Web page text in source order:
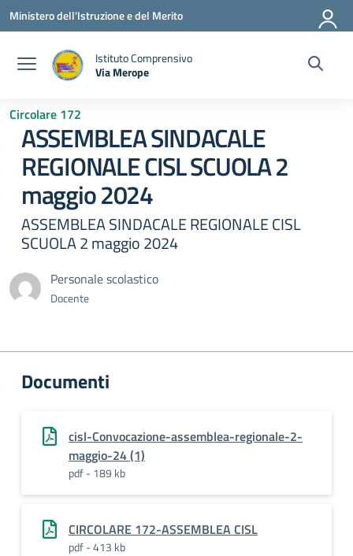
Vai ai contenuti
Vai al menu di navigazione
Vai al footer
Ministero dell'Istruzione e del Merito
Istituto Comprensivo
Via Merope
Circolare 172
ASSEMBLEA SINDACALE
REGIONALE CISL SCUOLA 2
maggio 2024
ASSEMBLEA SINDACALE REGIONALE CISL
SCUOLA 2 maggio 2024
Personale scolastico
Docente
Documenti
cisl-Convocazione-assemblea-regionale-2-
maggio-24 (1)
pdf - 189 kb
CIRCOLARE 172-ASSEMBLEA CISL
pdf - 413 kb